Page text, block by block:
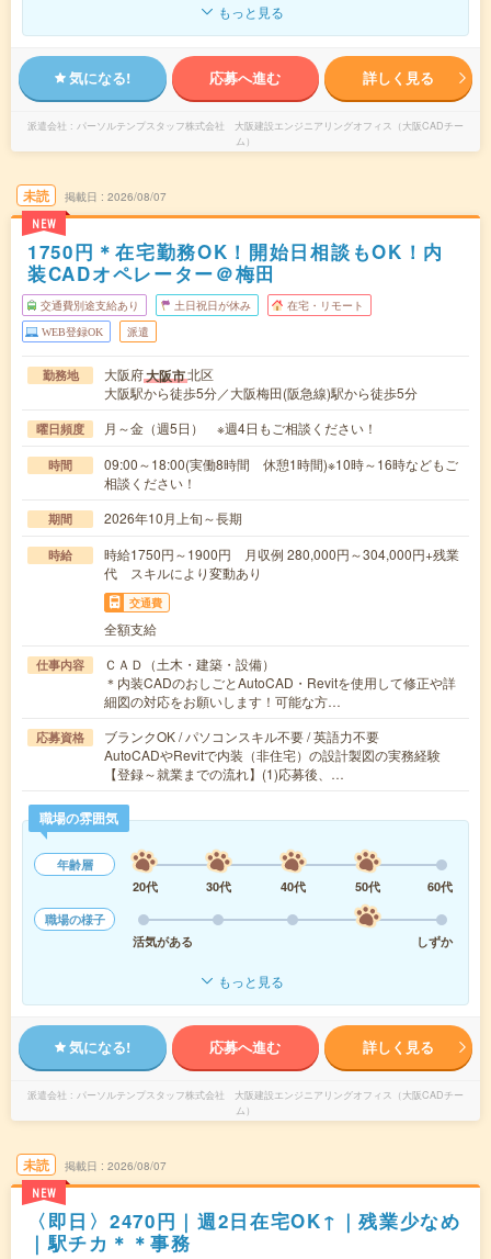
もっと見る
気になる! 応募へ進む 詳しく見る
派遣会社
パーソルテンプスタッフ株式会社 大阪建設エンジニアリングオフィス（大阪CADチー
ム）
未読
NEW
掲載日 2026/08/07
1750円＊在宅勤務OK！開始日相談もOK！内
装CADオペレーター＠梅田
交通費別途支給あり 土日祝日が休み 在宅・リモート
WEB登録OK 派遣
勤務地 大阪府大阪市北区
大阪駅から徒歩5分／大阪梅田(阪急線)駅から徒歩5分
曜日頻度 月～金（週5日） ※週4日もご相談ください！
時間
09:00～18:00(実働8時間 休憩1時間)※10時～16時などもご
相談ください！
期間 2026年10月上旬～長期
時給
時給1750円～1900円 月収例 280,000円～304,000円+残業
代 スキルにより変動あり
交通費
全額支給
仕事内容
ＣＡＤ（土木・建築・設備）
＊内装CADのおしごとAutoCAD・Revitを使用して修正や詳
細図の対応をお願いします！可能な方…
応募資格
ブランクOK / パソコンスキル不要 / 英語力不要
AutoCADやRevitで内装（非住宅）の設計製図の実務経験
【登録～就業までの流れ】(1)応募後、…
職場の雰囲気
年齢層
20代
30代 40代 50代
60代
職場の様子
活気がある
しずか
もっと見る
気になる! 応募へ進む 詳しく見る
派遣会社
パーソルテンプスタッフ株式会社 大阪建設エンジニアリングオフィス（大阪CADチー
ム）
未読
NEW
掲載日 2026/08/07
〈即日〉2470円｜週2日在宅OK↑｜残業少なめ
｜駅チカ＊＊事務